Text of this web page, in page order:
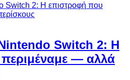
Switch 2: Η
— αλλά